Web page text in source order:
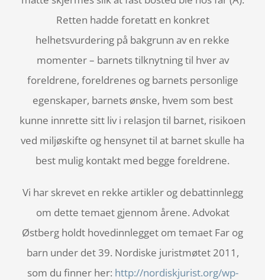
Retten hadde foretatt en konkret
helhetsvurdering på bakgrunn av en rekke
momenter – barnets tilknytning til hver av
foreldrene, foreldrenes og barnets personlige
egenskaper, barnets ønske, hvem som best
kunne innrette sitt liv i relasjon til barnet, risikoen
ved miljøskifte og hensynet til at barnet skulle ha
best mulig kontakt med begge foreldrene.
Vi har skrevet en rekke artikler og debattinnlegg
om dette temaet gjennom årene. Advokat
Østberg holdt hovedinnlegget om temaet Far og
barn under det 39. Nordiske juristmøtet 2011,
som du finner her: http://nordiskjurist.org/wp-